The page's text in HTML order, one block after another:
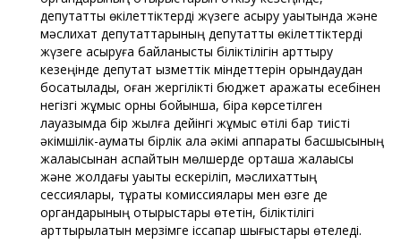
депутаттық өкілеттіктерді жүзеге асыру уақытында және
мәслихат депутаттарының депутаттық өкілеттіктерді
жүзеге асыруға байланысты біліктілігін арттыру
кезеңінде депутат қызметтік міндеттерін орындаудан
босатылады, оған жергілікті бюджет қаражаты есебінен
негізгі жұмыс орны бойынша, бірақ көрсетілген
лауазымда бір жылға дейінгі жұмыс өтілі бар тиісті
әкімшілік-аумақтық бірлік қала әкімі аппараты басшысының
жалақысынан аспайтын мөлшерде орташа жалақысы
және жолдағы уақыты ескеріліп, мәслихаттың
сессиялары, тұрақты комиссиялары мен өзге де
органдарының отырыстары өтетін, біліктілігі
арттырылатын мерзімге іссапар шығыстары өтеледі.